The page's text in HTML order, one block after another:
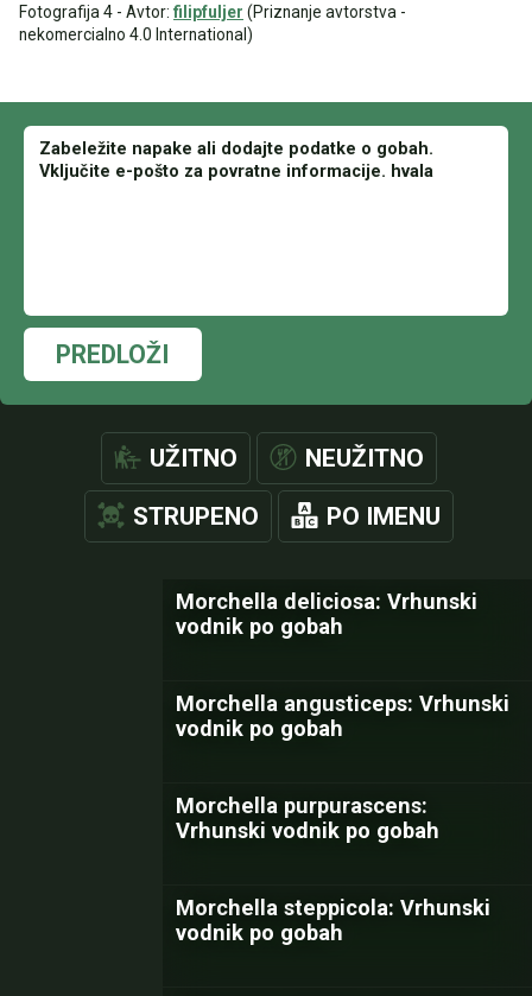
Fotografija 4 - Avtor: filipfuljer (Priznanje avtorstva -
nekomercialno 4.0 International)
PREDLOŽI
UŽITNO NEUŽITNO
STRUPENO PO IMENU
Morchella deliciosa: Vrhunski
vodnik po gobah
Morchella angusticeps: Vrhunski
vodnik po gobah
Morchella purpurascens:
Vrhunski vodnik po gobah
Morchella steppicola: Vrhunski
vodnik po gobah